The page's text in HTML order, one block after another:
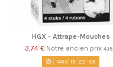
HGX - Attrape-Mouches
3,74 € Notre ancien prix
145d. 13:22 :05